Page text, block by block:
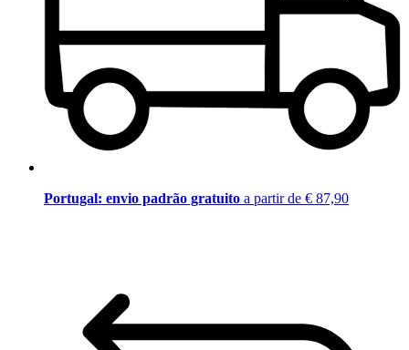
Portugal: envio padrão gratuito a partir de € 87,90